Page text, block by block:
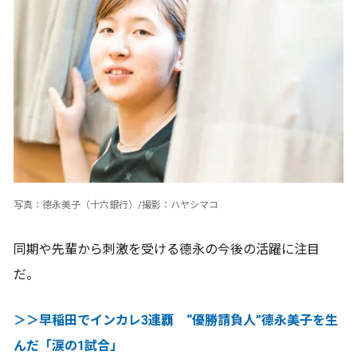
写真：德永美子（十六銀行）/撮影：ハヤシマコ
同期や先輩から刺激を受ける德永の今後の活躍に注目
だ。
＞＞早稲田でインカレ3連覇 “優勝請負人”德永美子を生
んだ「涙の1試合」